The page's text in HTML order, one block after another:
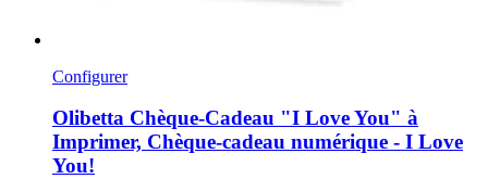
Configurer
Olibetta Chèque-​Cadeau "I Love You" à
Imprimer, Chèque-​cadeau numérique -​ I Love
You!